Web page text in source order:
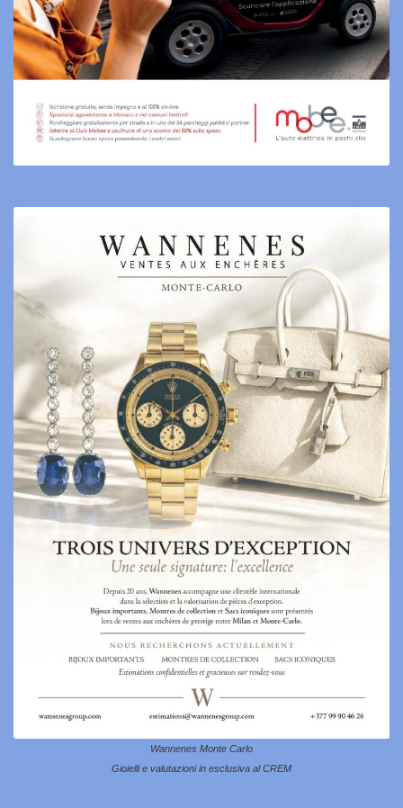
Wannenes Monte Carlo
Gioielli e valutazioni in esclusiva al CREM